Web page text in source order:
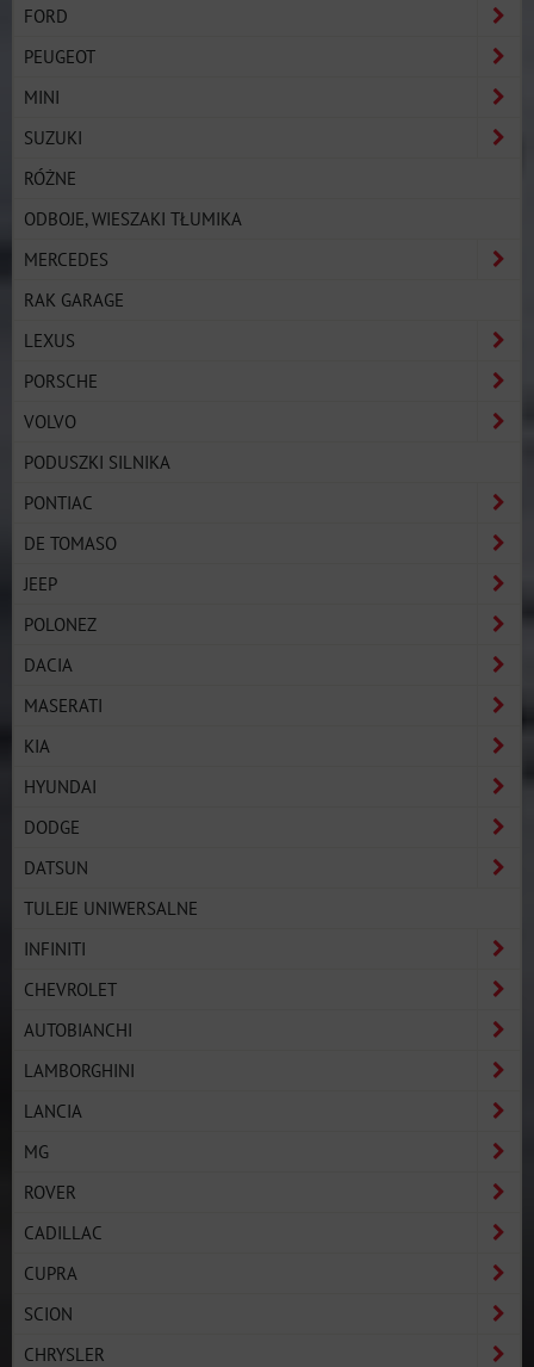
FORD
PEUGEOT
MINI
SUZUKI
RÓŻNE
ODBOJE, WIESZAKI TŁUMIKA
MERCEDES
RAK GARAGE
LEXUS
PORSCHE
VOLVO
PODUSZKI SILNIKA
PONTIAC
DE TOMASO
JEEP
POLONEZ
DACIA
MASERATI
KIA
HYUNDAI
DODGE
DATSUN
TULEJE UNIWERSALNE
INFINITI
CHEVROLET
AUTOBIANCHI
LAMBORGHINI
LANCIA
MG
ROVER
CADILLAC
CUPRA
SCION
CHRYSLER